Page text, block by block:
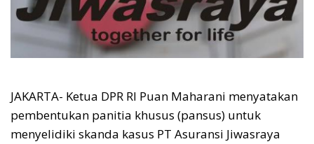
JAKARTA- Ketua DPR RI Puan Maharani menyatakan
pembentukan panitia khusus (pansus) untuk
menyelidiki skanda kasus PT Asuransi Jiwasraya